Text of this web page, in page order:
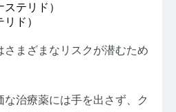
テリド）
ド）
さまざまなリスクが潜むため
治療薬には手を出さず、ク